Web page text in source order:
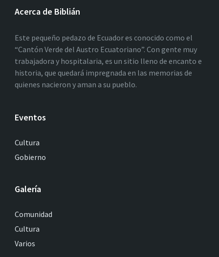
Acerca de Biblián
Este pequeño pedazo de Ecuador es conocido como el
“Cantón Verde del Austro Ecuatoriano”. Con gente muy
trabajadora y hospitalaria, es un sitio lleno de encanto e
historia, que quedará impregnada en las memorias de
quienes nacieron y aman a su pueblo.
Eventos
Cultura
Gobierno
Galería
Comunidad
Cultura
Varios